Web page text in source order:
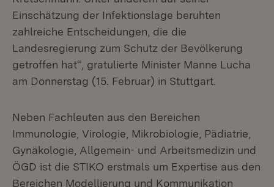
Einschätzung der Infektionslage beruhten
zahlreiche Entscheidungen, die die
Landesregierung zum Schutz der Bevölkerung
getroffen hat“, gratulierte Minister Manne Lucha
am Donnerstag (15. Februar) in Stuttgart.
Neben Fachleuten aus den Bereichen
Immunologie, Virologie, Mikrobiologie, Pädiatrie,
Gynäkologie, Allgemein- und Arbeitsmedizin und
ÖGD ist die STIKO erstmals um Expertise aus den
Bereichen Modellierung und Kommunikation